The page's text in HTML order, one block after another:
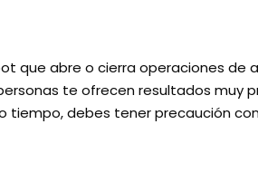
que abre o cierra operaciones
te ofrecen resultados muy
tiempo, debes tener precaución